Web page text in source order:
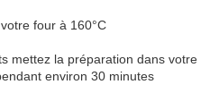
four à 160°C
mettez la préparation dans votre
environ 30 minutes